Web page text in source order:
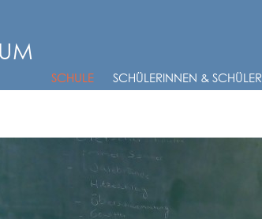
SCHULE SCHÜLERINNEN & SCHÜLER